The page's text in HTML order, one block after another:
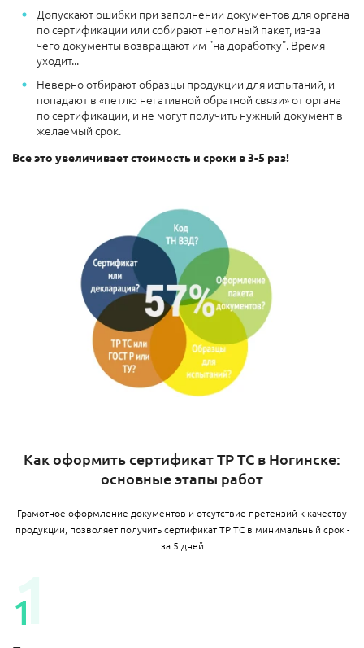
Допускают ошибки при заполнении документов для органа
по сертификации или собирают неполный пакет, из-за
чего документы возвращают им "на доработку". Время
уходит...
Неверно отбирают образцы продукции для испытаний, и
попадают в «петлю негативной обратной связи» от органа
по сертификации, и не могут получить нужный документ в
желаемый срок.
Все это увеличивает стоимость и сроки в 3-5 раз!
Как оформить сертификат ТР ТС в Ногинске:
основные этапы работ
Грамотное оформление документов и отсутствие претензий к качеству
продукции, позволяет получить сертификат ТР ТС в минимальный срок -
за 5 дней